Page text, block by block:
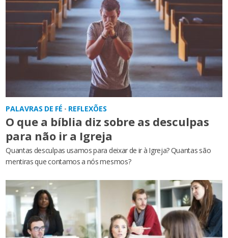
PALAVRAS DE FÉ • REFLEXÕES
O que a bíblia diz sobre as desculpas
para não ir a Igreja
Quantas desculpas usamos para deixar de ir à Igreja? Quantas são
mentiras que contamos a nós mesmos?